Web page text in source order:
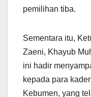
pemilihan tiba.
Sementara itu,
Zaeni, Khayub
ini hadir
kepada para
Kebumen, yang